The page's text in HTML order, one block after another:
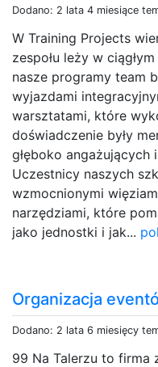
Dodano: 2 lata 4 miesiące
W Training Projects
zespołu leży w
nasze programy team
wyjazdami
warsztatami, które
doświadczenie były
głęboko angażujących
Uczestnicy naszych
wzmocnionymi
narzędziami, które
jako jednostki i jak...
Organizacja
Dodano: 2 lata 6 miesięcy
99 Na Talerzu to firma